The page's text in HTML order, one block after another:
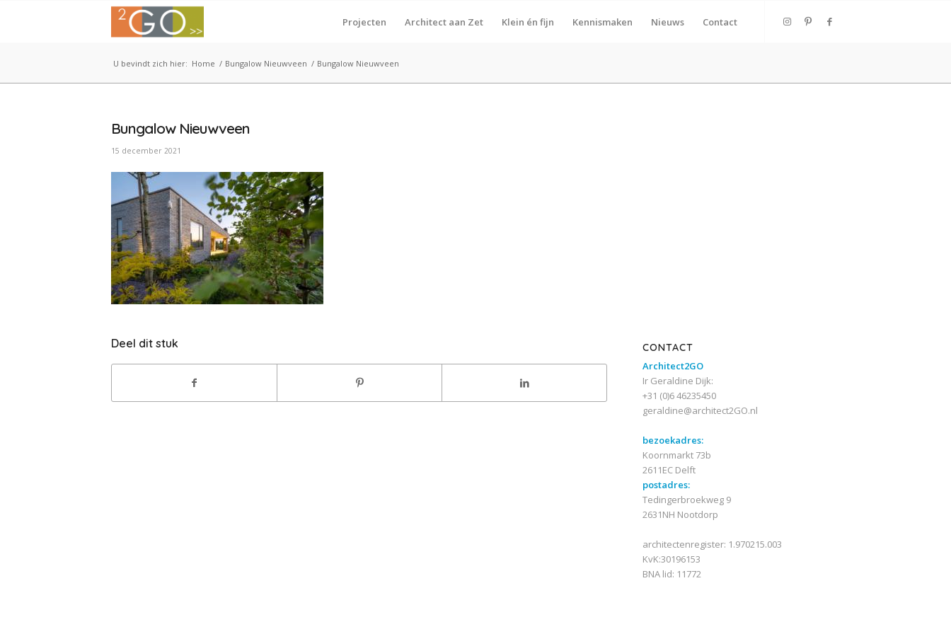
Projecten Architect aan Zet Klein én fijn Kennismaken Nieuws Contact
U bevindt zich hier: Home / Bungalow Nieuwveen / Bungalow Nieuwveen
Bungalow Nieuwveen
15 december 2021
Deel dit stuk
CONTACT
Architect2GO
Ir Geraldine Dijk:
+31 (0)6 46235450
geraldine@architect2GO.nl
bezoekadres:
Koornmarkt 73b
2611EC Delft
postadres:
Tedingerbroekweg 9
2631NH Nootdorp
architectenregister: 1.970215.003
KvK:30196153
BNA lid: 11772